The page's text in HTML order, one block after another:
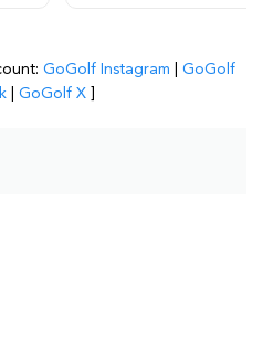
GoGolf Instagram
GoGolf
GoGolf X